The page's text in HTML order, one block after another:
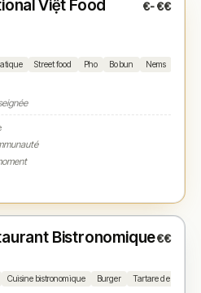
Việt Food
€-€€
Street food Pho Bo bun Nems
Bistronomique€€
Cuisine bistronomique Burger Tartare de bœuf